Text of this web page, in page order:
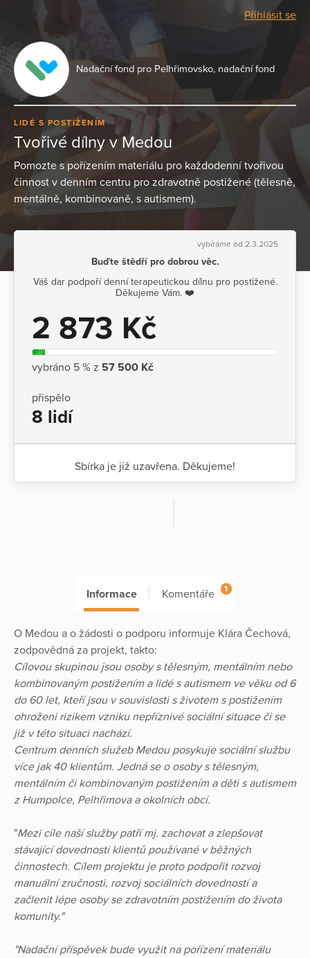
Přihlásit se
Nadační fond pro Pelhřimovsko, nadační fond
LIDÉ S POSTIŽENÍM
Tvořivé dílny v Medou
Pomozte s pořízením materiálu pro každodenní tvořivou
činnost v denním centru pro zdravotně postižené (tělesně,
mentálně, kombinovaně, s autismem).
vybíráme od 2.3.2025
Buďte štědří pro dobrou věc.
Váš dar podpoří denní terapeutickou dílnu pro postižené.
Děkujeme Vám. ❤️
2 873 Kč
vybráno 5 % z 57 500 Kč
přispělo
8 lidí
Sbírka je již uzavřena. Děkujeme!
Informace Komentáře 1
O Medou a o žádosti o podporu informuje Klára Čechová,
zodpovědná za projekt, takto:
Cílovou skupinou jsou osoby s tělesným, mentálním nebo
kombinovaným postižením a lidé s autismem ve věku od 6
do 60 let, kteří jsou v souvislosti s životem s postižením
ohroženi rizikem vzniku nepříznivé sociální situace či se
již v této situaci nachází.
Centrum denních služeb Medou posykuje sociální službu
více jak 40 klientům. Jedná se o osoby s tělesným,
mentálním či kombinovaným postižením a děti s autismem
z Humpolce, Pelhřimova a okolních obcí.
"Mezi cíle naší služby patří mj. zachovat a zlepšovat
stávající dovednosti klientů používané v běžných
činnostech. Cílem projektu je proto podpořit rozvoj
manuální zručnosti, rozvoj sociálních dovedností a
začlenit lépe osoby se zdravotním postižením do života
komunity."
"Nadační příspěvek bude využit na pořízení materiálu